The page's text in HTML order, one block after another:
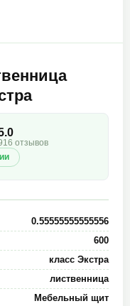
отзывов
0.55555555555556
600
класс Экстра
лиственница
Мебельный щит